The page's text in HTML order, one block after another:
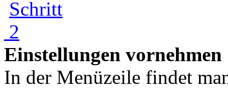
Einstellungen vornehmen
In der Menüzeile findet